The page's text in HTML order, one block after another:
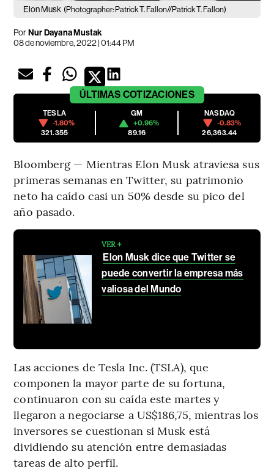
Elon Musk (Photographer: Patrick T. Fallon//Patrick T. Fallon)
PorNur Dayana Mustak
08 de noviembre, 2022 | 01:44 PM
ÚLTIMAS COTIZACIONES
TESLA
-1.80%
321.355
GM
+0.96%
89.16
NASDAQ
-0.83%
26,363.44
Bloomberg — Mientras Elon Musk atraviesa sus
primeras semanas en Twitter, su patrimonio
neto ha caído casi un 50% desde su pico del
año pasado.
VER +
Elon Musk dice que Twitter se
puede convertir la empresa más
valiosa del Mundo
Las acciones de Tesla Inc. (TSLA), que
componen la mayor parte de su fortuna,
continuaron con su caída este martes y
llegaron a negociarse a US$186,75, mientras los
inversores se cuestionan si Musk está
dividiendo su atención entre demasiadas
tareas de alto perfil.